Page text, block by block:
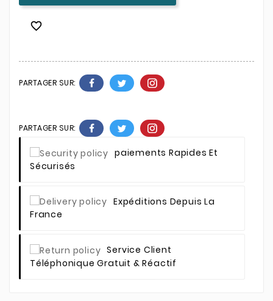

PARTAGER SUR:
PARTAGER SUR:
Paiements Rapides Et
Sécurisés
Expéditions Depuis La
France
Service Client
Téléphonique Gratuit & Réactif